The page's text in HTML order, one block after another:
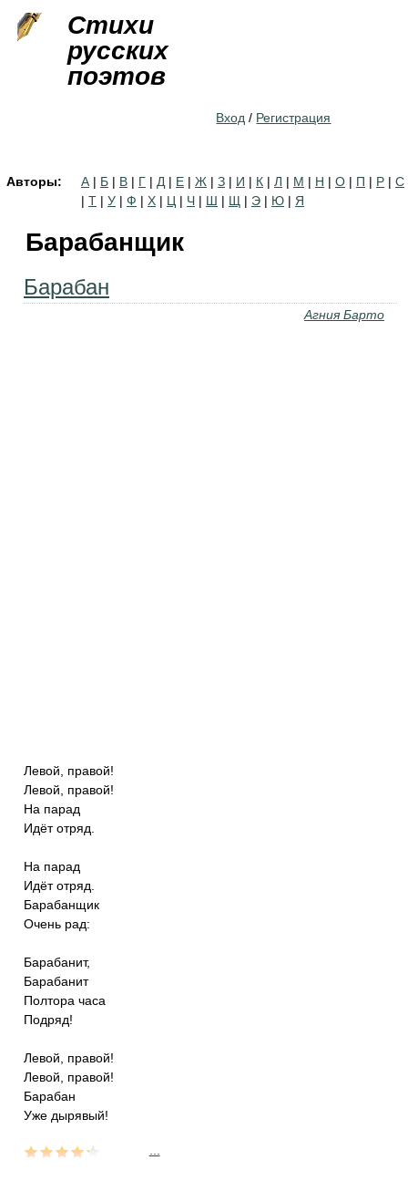
Стихи
русских
поэтов
Вход / Регистрация
Авторы: А | Б | В | Г | Д | Е | Ж | З | И | К | Л | М | Н | О | П | Р | С
| Т | У | Ф | Х | Ц | Ч | Ш | Щ | Э | Ю | Я
Барабанщик
Барабан
Агния Барто
Левой, правой!
Левой, правой!
На парад
Идёт отряд.
На парад
Идёт отряд.
Барабанщик
Очень рад:
Барабанит,
Барабанит
Полтора часа
Подряд!
Левой, правой!
Левой, правой!
Барабан
Уже дырявый!